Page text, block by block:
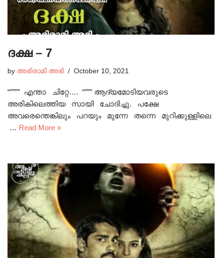
ദക്ഷ – 7
by അഭിരാമി അഭി October 10, 2021
“”””” എന്താ ചിറ്റേ…. “””” ആദ്യമോടിയവരുടെ
അരികിലെത്തിയ സായി ചോദിച്ചു. പക്ഷേ
അവരെന്തെങ്കിലും പറയും മുന്നേ തന്നെ മുറിക്കുള്ളിലെ
… Read More »